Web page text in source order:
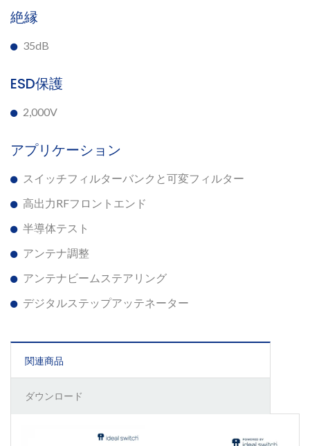
絶縁
35dB
ESD保護
2,000V
アプリケーション
スイッチフィルターバンクと可変フィルター
高出力RFフロントエンド
半導体テスト
アンテナ調整
アンテナビームステアリング
デジタルステップアッテネーター
関連商品
ダウンロード